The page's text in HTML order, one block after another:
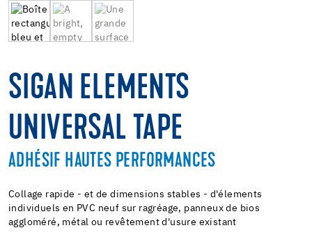
SIGAN ELEMENTS
UNIVERSAL TAPE
ADHÉSIF HAUTES PERFORMANCES
Collage rapide - et de dimensions stables - d'élements
individuels en PVC neuf sur ragréage, panneux de bios
aggloméré, métal ou revêtement d'usure existant